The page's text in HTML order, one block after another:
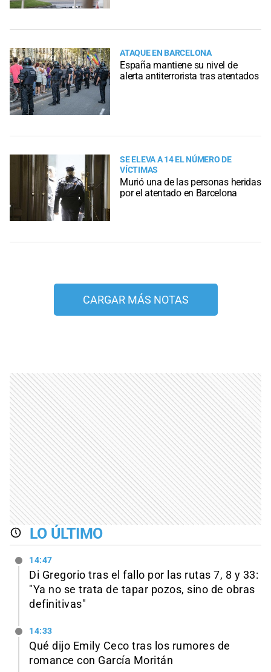
ATAQUE EN BARCELONA
España mantiene su nivel de
alerta antiterrorista tras atentados
SE ELEVA A 14 EL NÚMERO DE
VÍCTIMAS
Murió una de las personas heridas
por el atentado en Barcelona
CARGAR MÁS NOTAS
LO ÚLTIMO
14:47
Di Gregorio tras el fallo por las rutas 7, 8 y 33:
"Ya no se trata de tapar pozos, sino de obras
definitivas"
14:33
Qué dijo Emily Ceco tras los rumores de
romance con García Moritán